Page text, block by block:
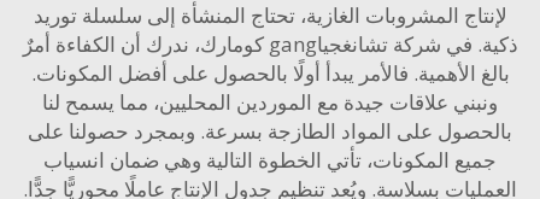
المشروبات الغازية، تحتاج المنشأة إلى سلسلة توريد
ذكية. في شركة تشانغجياgang كومارك، ندرك أن الكفاءة أمرٌ
الأهمية. فالأمر يبدأ أولًا بالحصول على أفضل المكونات.
علاقات جيدة مع الموردين المحليين، مما يسمح لنا
على المواد الطازجة بسرعة. وبمجرد حصولنا على
المكونات، تأتي الخطوة التالية وهي ضمان انسياب
بسلاسة. ويُعد تنظيم جدول الإنتاج عاملًا محوريًّا جدًّا.